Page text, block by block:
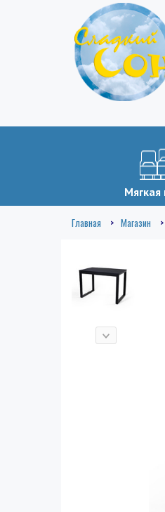
Мягкая
Главная Магазин